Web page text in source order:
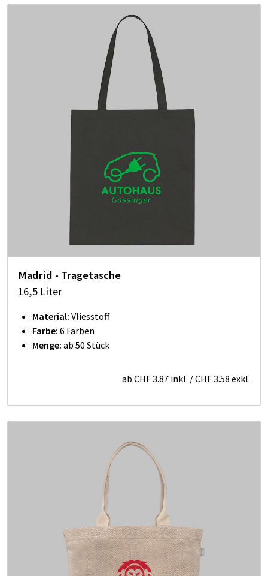
Madrid - Tragetasche
16,5 Liter
Material: Vliesstoff
Farbe: 6 Farben
Menge: ab 50 Stück
ab CHF 3.87 inkl. /CHF 3.58 exkl.